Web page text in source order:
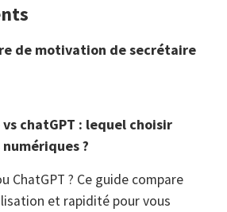
de motivation de secrétaire
chatGPT : lequel choisir
?
ChatGPT ? Ce guide compare
et rapidité pour vous